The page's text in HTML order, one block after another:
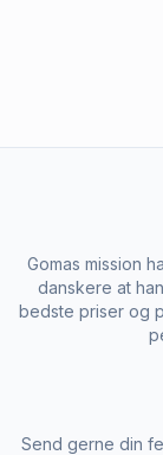
Gomas mission
danskere at
bedste priser og
Send gerne din